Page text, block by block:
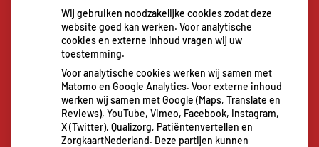
activiteiten doen het werk stiekem voor jou
CZ vergoedt zorg van twee gespecialiseerde
revalidatieartsen niet meer
De sleutel tot blijvend afvallen? Dat doe je
volgens onderzoek veel effectiever samen
Spoedeisende hulp zag dit weekend meer
mensen met heup- en polsbreuken binnenkomen
Een recept voor een wandeling: waarom
Wij gebruiken noodzakelijke cookies zodat deze
website goed kan werken. Voor analytische
cookies en externe inhoud vragen wij uw
toestemming.
Voor analytische cookies werken wij samen met
Matomo en Google Analytics. Voor externe inhoud
werken wij samen met Google (Maps, Translate en
Reviews), YouTube, Vimeo, Facebook, Instagram,
X (Twitter), Qualizorg, Patiëntenvertellen en
ZorgkaartNederland. Deze partijen kunnen